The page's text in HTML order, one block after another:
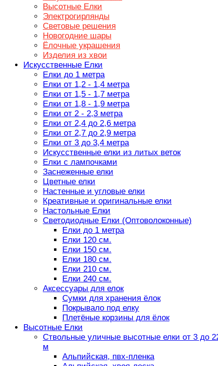
Высотные Елки
Электрогирлянды
Световые решения
Новогодние шары
Ёлочные украшения
Изделия из хвои
Искусственные Елки
Елки до 1 метра
Елки от 1,2 - 1,4 метра
Елки от 1,5 - 1,7 метра
Елки от 1,8 - 1,9 метра
Елки от 2 - 2,3 метра
Елки от 2,4 до 2,6 метра
Елки от 2,7 до 2,9 метра
Елки от 3 до 3,4 метра
Искусственные елки из литых веток
Елки с лампочками
Заснеженные елки
Цветные елки
Настенные и угловые елки
Креативные и оригинальные елки
Настольные Елки
Светодиодные Елки (Оптоволоконные)
Елки до 1 метра
Елки 120 см.
Елки 150 см.
Елки 180 см.
Елки 210 см.
Елки 240 см.
Аксессуары для елок
Сумки для хранения ёлок
Покрывало под елку
Плетёные корзины для ёлок
Высотные Елки
Ствольные уличные высотные елки от 3 до
м
Альпийская, пвх-пленка